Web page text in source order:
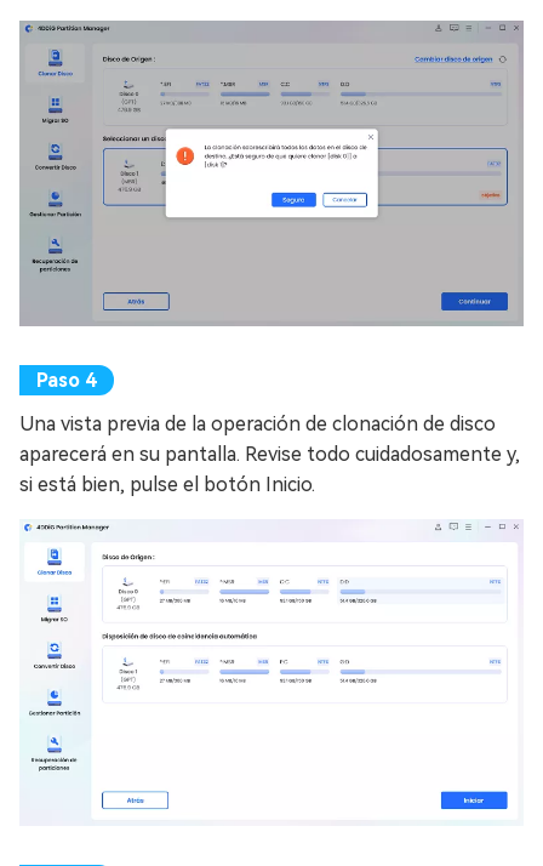
Una vista previa de la operación de clonación de disco
aparecerá en su pantalla. Revise todo cuidadosamente y,
si está bien, pulse el botón Inicio.